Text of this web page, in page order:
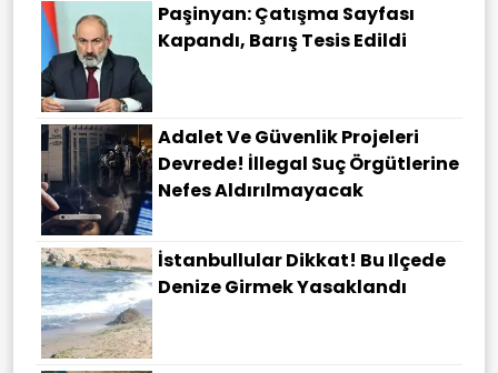
Paşinyan: Çatışma Sayfası
Kapandı, Barış Tesis Edildi
Adalet Ve Güvenlik Projeleri
Devrede! İllegal Suç Örgütlerine
Nefes Aldırılmayacak
İstanbullular Dikkat! Bu Ilçede
Denize Girmek Yasaklandı